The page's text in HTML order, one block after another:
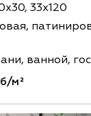
33х120
ванной,
м²